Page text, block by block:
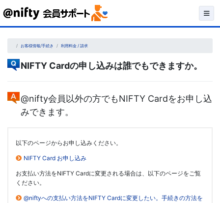
Skip
content お客様情報/手続き 利用料金 / 請求
NIFTY Cardの申し込みは誰でもできますか。
@nifty会員以外の方でもNIFTY Cardをお申し込
みできます。
以下のページからお申し込みください。
NIFTY Card お申し込み
お支払い方法をNIFTY Cardに変更される場合は、以下のページをご覧
ください。
@niftyへの支払い方法をNIFTY Cardに変更したい。手続きの方法を